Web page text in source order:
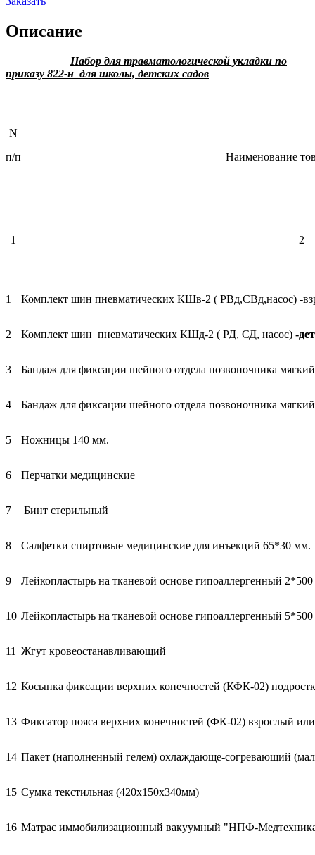
Описание
Набор для травматологической укладки по
приказу 822-н для школы, детских садов
N
п/п
1 2
1 Комплект шин пневматических КШв-2 ( РВд,СВд,насос) -
2 Комплект шин пневматических КШд-2 ( РД, СД, насос) -
3 Бандаж для фиксации шейного отдела позвоночника
4 Бандаж для фиксации шейного отдела позвоночника
5 Ножницы 140 мм.
6 Перчатки медицинские
7 Бинт стерильный
8 Салфетки спиртовые медицинские для инъекций 65*30 мм.
9 Лейкопластырь на тканевой основе гипоаллергенный
10 Лейкопластырь на тканевой основе гипоаллергенный 5*500
11 Жгут кровеостанавливающий
12 Косынка фиксации верхних конечностей (КФК-02)
13 Фиксатор пояса верхних конечностей (ФК-02) взрослый
14 Пакет (наполненный гелем) охлаждающе-согревающий
15 Сумка текстильная (420х150х340мм)
16 Матрас иммобилизационный вакуумный "НПФ-